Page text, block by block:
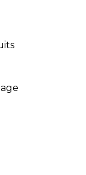
atelier.
dispose
(contrats
compétents
adaptés à vos
un soutien
Provac accorde
et